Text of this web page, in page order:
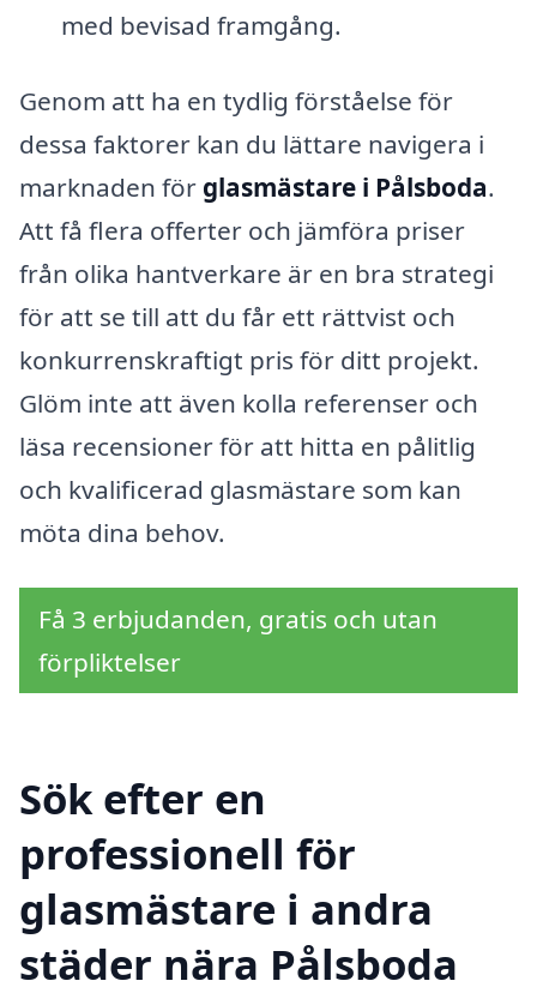
med bevisad framgång.
Genom att ha en tydlig förståelse för
dessa faktorer kan du lättare navigera i
marknaden för glasmästare i Pålsboda.
Att få flera offerter och jämföra priser
från olika hantverkare är en bra strategi
för att se till att du får ett rättvist och
konkurrenskraftigt pris för ditt projekt.
Glöm inte att även kolla referenser och
läsa recensioner för att hitta en pålitlig
och kvalificerad glasmästare som kan
möta dina behov.
Få 3 erbjudanden, gratis och utan
förpliktelser
Sök efter en
professionell för
glasmästare i andra
städer nära Pålsboda